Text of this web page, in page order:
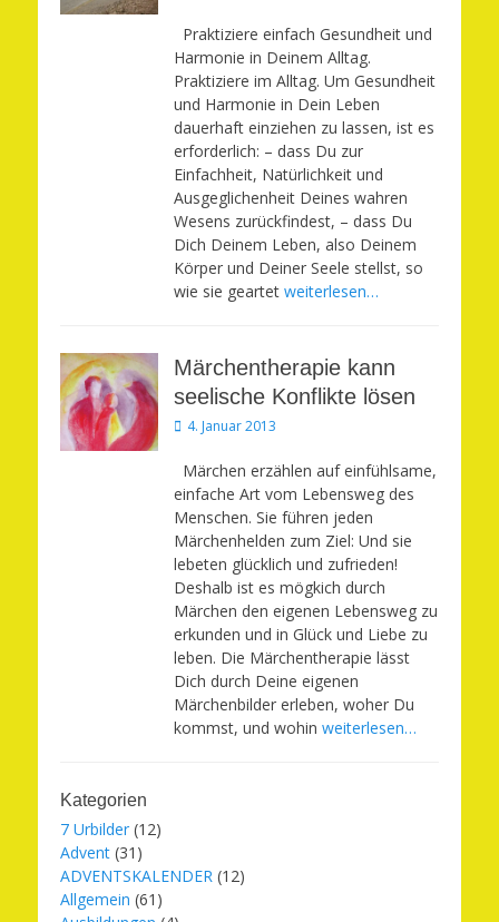
Praktiziere einfach Gesundheit und
Harmonie in Deinem Alltag.
Praktiziere im Alltag. Um Gesundheit
und Harmonie in Dein Leben
dauerhaft einziehen zu lassen, ist es
erforderlich: – dass Du zur
Einfachheit, Natürlichkeit und
Ausgeglichenheit Deines wahren
Wesens zurückfindest, – dass Du
Dich Deinem Leben, also Deinem
Körper und Deiner Seele stellst, so
wie sie geartet weiterlesen…
Märchentherapie kann
seelische Konflikte lösen
Veröffentlicht
4. Januar 2013
Märchen erzählen auf einfühlsame,
einfache Art vom Lebensweg des
Menschen. Sie führen jeden
Märchenhelden zum Ziel: Und sie
lebeten glücklich und zufrieden!
Deshalb ist es mögkich durch
Märchen den eigenen Lebensweg zu
erkunden und in Glück und Liebe zu
leben. Die Märchentherapie lässt
Dich durch Deine eigenen
Märchenbilder erleben, woher Du
kommst, und wohin weiterlesen…
Kategorien
7 Urbilder (12)
Advent (31)
ADVENTSKALENDER (12)
Allgemein (61)